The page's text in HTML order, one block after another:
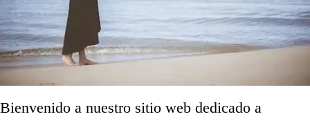
Bienvenido a nuestro sitio web dedicado a